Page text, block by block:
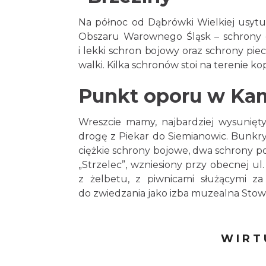
Na północ od Dąbrówki Wielkiej
Obszaru Warownego Śląsk – schrony
i lekki schron bojowy oraz schrony
walki. Kilka schronów stoi na terenie
Punkt oporu w
Wreszcie mamy, najbardziej
drogę z Piekar do Siemianowic.
ciężkie schrony bojowe, dwa schrony
„Strzelec”, wzniesiony przy obecnej
z żelbetu, z piwnicami służącymi
do zwiedzania jako izba muzealna